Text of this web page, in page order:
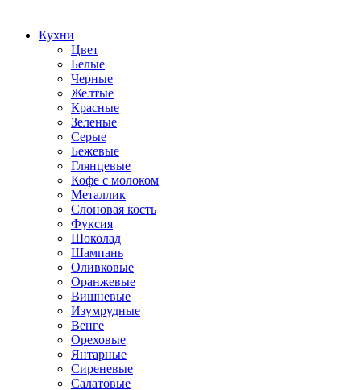
Кухни
Цвет
Белые
Черные
Желтые
Красные
Зеленые
Серые
Бежевые
Глянцевые
Кофе с молоком
Металлик
Слоновая кость
Фуксия
Шоколад
Шампань
Оливковые
Оранжевые
Вишневые
Изумрудные
Венге
Ореховые
Янтарные
Сиреневые
Салатовые